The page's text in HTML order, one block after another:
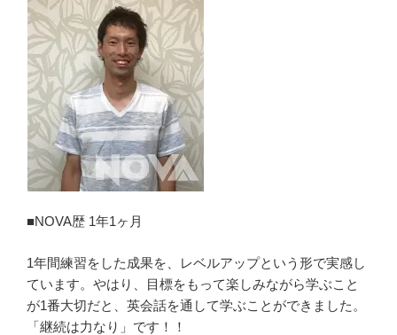
■NOVA歴 1年1ヶ月
1年間練習をした成果を、レベルアップという形で実感し
ています。やはり、目標をもって楽しみながら学ぶこと
が1番大切だと、英会話を通して学ぶことができました。
「継続は力なり」です！！